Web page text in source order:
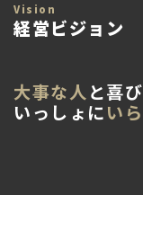
Vision
経営ビジョン
大事な人と喜
いっしょにい